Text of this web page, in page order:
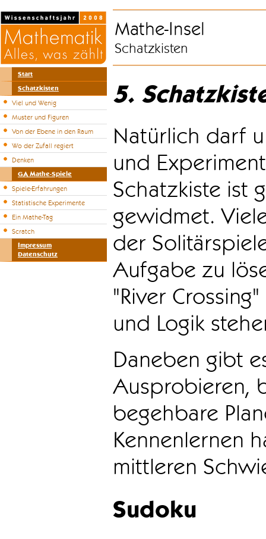
Start
Schatzkisten
Viel und Wenig
Muster und Figuren
Von der Ebene in den Raum
Wo der Zufall regiert
Denken
GA Mathe-Spiele
Spiele-Erfahrungen
Statistische Experimente
Ein Mathe-Tag
Scratch
Impressum
Datenschutz
Mathe-Insel
Schatzkisten
5.
Natürlich darf
und
Schatzkiste ist
gewidmet.
der
Aufgabe zu
"River
und Logik
Daneben gibt
Ausprobieren,
begehbare
Kennenlernen
mittleren
Sudoku